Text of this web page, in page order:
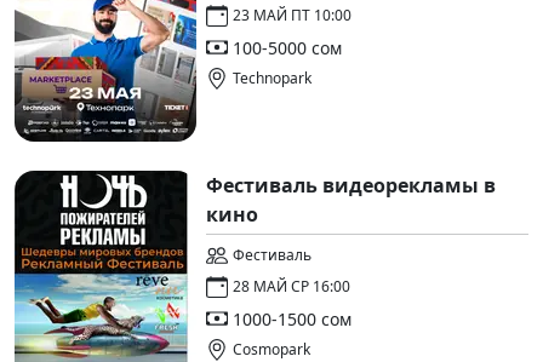
23 МАЙ ПТ 10:00
100-5000 сом
Technopark
Фестиваль видеорекламы в
кино
Фестиваль
28 МАЙ СР 16:00
1000-1500 сом
Cosmopark